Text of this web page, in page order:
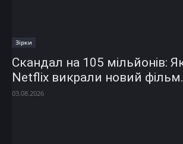
Зірки
Скандал на 105 мільйонів:
Netflix викрали новий
03.08.2026